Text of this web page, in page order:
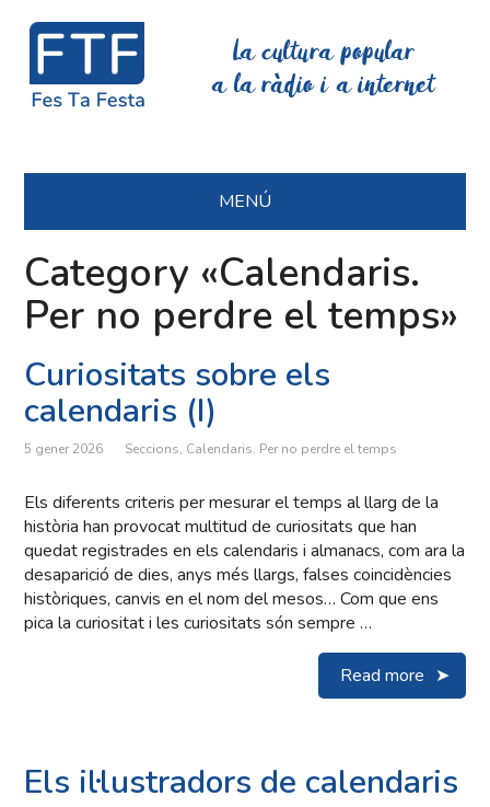
La cultura popular
a la ràdio i a internet
MENÚ
Category «Calendaris.
Per no perdre el temps»
Curiositats sobre els
calendaris (I)
5 gener 2026 Seccions, Calendaris. Per no perdre el temps
Els diferents criteris per mesurar el temps al llarg de la
història han provocat multitud de curiositats que han
quedat registrades en els calendaris i almanacs, com ara la
desaparició de dies, anys més llargs, falses coincidències
històriques, canvis en el nom del mesos… Com que ens
pica la curiositat i les curiositats són sempre …
Read more
Els il·lustradors de calendaris